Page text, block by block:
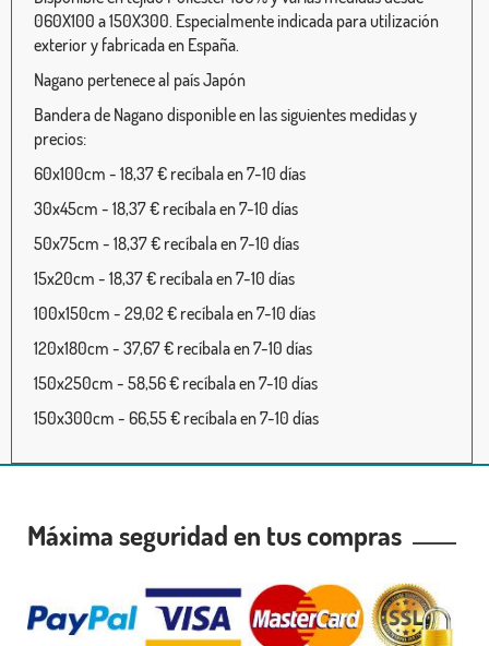
060X100 a 150X300. Especialmente indicada para utilización
exterior y fabricada en España.
Nagano pertenece al país Japón
Bandera de Nagano disponible en las siguientes medidas y
precios:
60x100cm - 18,37 € recíbala en 7-10 días
30x45cm - 18,37 € recíbala en 7-10 días
50x75cm - 18,37 € recíbala en 7-10 días
15x20cm - 18,37 € recíbala en 7-10 días
100x150cm - 29,02 € recíbala en 7-10 días
120x180cm - 37,67 € recíbala en 7-10 días
150x250cm - 58,56 € recíbala en 7-10 días
150x300cm - 66,55 € recíbala en 7-10 días
Máxima seguridad en tus compras